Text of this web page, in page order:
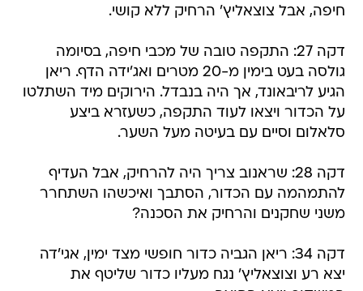
חיפה, אבל צוצאליץ' הרחיק ללא קושי.
דקה 27: התקפה טובה של מכבי חיפה, בסיומה
גולסה בעט בימין מ-20 מטרים ואג'ידה הדף. ריאן
הגיע לריבאונד, אך היה בנבדל. הירוקים מיד השתלטו
על הכדור ויצאו לעוד התקפה, כשעזרא ביצע
סלאלום וסיים עם בעיטה מעל השער.
דקה 28: שראנוב צריך היה להרחיק, אבל העדיף
להתמהמה עם הכדור, הסתבך ואיכשהו השתחרר
משני שחקנים והרחיק את הסכנה?
דקה 34: ריאן הגביה כדור חופשי מצד ימין, אגי'דה
יצא רע וצוצאליץ' נגח מעליו כדור שליטף את